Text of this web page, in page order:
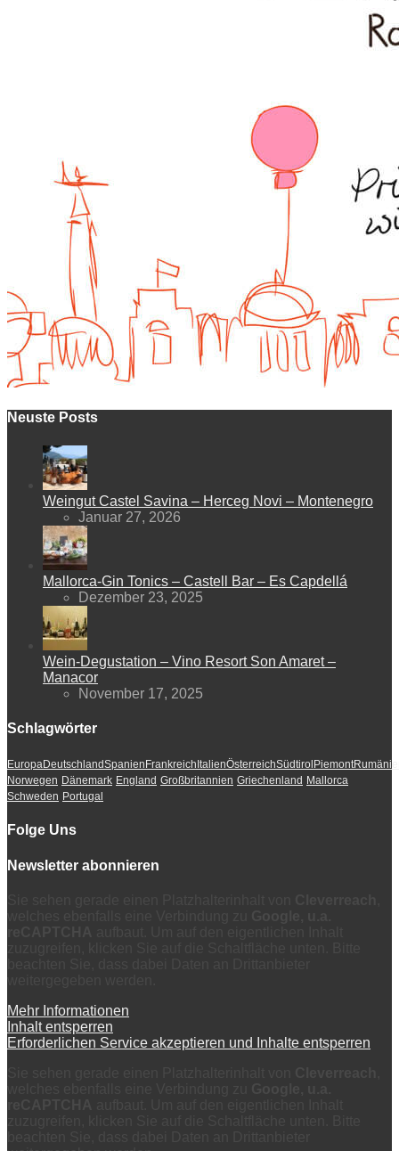
Neuste Posts
Weingut Castel Savina – Herceg Novi – Montenegro
Januar 27, 2026
Mallorca-Gin Tonics – Castell Bar – Es Capdellá
Dezember 23, 2025
Wein-Degustation – Vino Resort Son Amaret –
Manacor
November 17, 2025
Schlagwörter
EuropaDeutschlandSpanien Frankreich ItalienÖsterreichSüdtirol Piemont
Norwegen Dänemark England Großbritannien Griechenland Mallorca
Schweden Portugal
Folge Uns
Newsletter abonnieren
Mehr Informationen
Inhalt entsperren
Erforderlichen Service akzeptieren und Inhalte entsperren